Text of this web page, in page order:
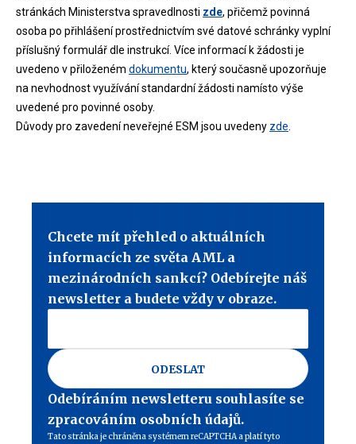
stránkách Ministerstva spravedlnosti zde, přičemž povinná
osoba po přihlášení prostřednictvím své datové schránky vyplní
příslušný formulář dle instrukcí. Více informací k žádosti je
uvedeno v přiloženém dokumentu, který současně upozorňuje
na nevhodnost využívání standardní žádosti namísto výše
uvedené pro povinné osoby.
Důvody pro zavedení neveřejné ESM jsou uvedeny zde
Chcete mít přehled o aktuálních
informacích ze světa AML a
mezinárodních sankcí? Odebírejte náš
newsletter a budete vždy v obraze.
ODESLAT
Odebíráním newsletteru souhlasíte se
zpracováním osobních údajů.
Tato stránka je chráněna systémem reCAPTCHA a platí tyto